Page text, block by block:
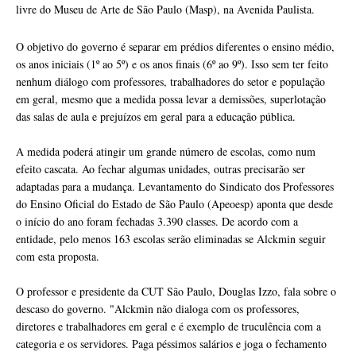
livre do Museu de Arte de São Paulo (Masp), na Avenida Paulista.
O objetivo do governo é separar em prédios diferentes o ensino médio,
os anos iniciais (1º ao 5º) e os anos finais (6º ao 9º). Isso sem ter feito
nenhum diálogo com professores, trabalhadores do setor e população
em geral, mesmo que a medida possa levar a demissões, superlotação
das salas de aula e prejuízos em geral para a educação pública.
A medida poderá atingir um grande número de escolas, como num
efeito cascata. Ao fechar algumas unidades, outras precisarão ser
adaptadas para a mudança. Levantamento do Sindicato dos Professores
do Ensino Oficial do Estado de São Paulo (Apeoesp) aponta que desde
o início do ano foram fechadas 3.390 classes. De acordo com a
entidade, pelo menos 163 escolas serão eliminadas se Alckmin seguir
com esta proposta.
O professor e presidente da CUT São Paulo, Douglas Izzo, fala sobre o
descaso do governo. "Alckmin não dialoga com os professores,
diretores e trabalhadores em geral e é exemplo de truculência com a
categoria e os servidores. Paga péssimos salários e joga o fechamento